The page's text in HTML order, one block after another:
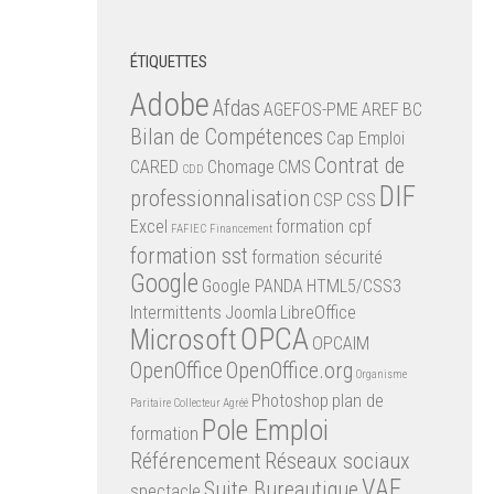
ÉTIQUETTES
AdobeAfdas AGEFOS-PME AREF BC
Bilan de Compétences Cap Emploi
CARED CDD Chomage CMS Contrat de
professionnalisation CSP CSS DIF
Excel FAFIEC Financement formation cpf
formation sst formation sécurité
Google Google PANDA HTML5/CSS3
Intermittents Joomla LibreOffice
MicrosoftOPCA OPCAIM
OpenOffice OpenOffice.org Organisme
Paritaire Collecteur Agréé Photoshop plan de
formation Pole Emploi
Référencement Réseaux sociaux